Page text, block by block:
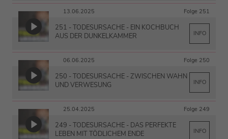
13.06.2025 Folge 251
251 - TODESURSACHE - EIN KOCHBUCH
AUS DER DUNKELKAMMER
INFO
06.06.2025 Folge 250
250 - TODESURSACHE - ZWISCHEN WAHN
UND VERWESUNG
INFO
25.04.2025 Folge 249
249 - TODESURSACHE - DAS PERFEKTE
LEBEN MIT TÖDLICHEM ENDE
INFO